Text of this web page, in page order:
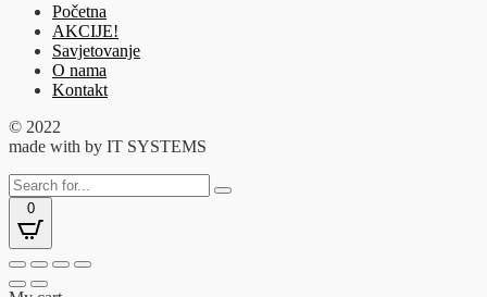
Početna
AKCIJE!
Savjetovanje
O nama
Kontakt
© 2022
made with by IT SYSTEMS
0